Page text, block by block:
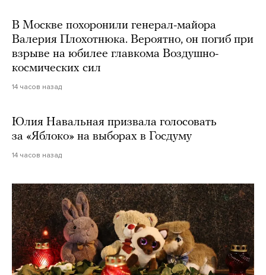
В Москве похоронили генерал-майора
Валерия Плохотнюка. Вероятно, он погиб при
взрыве на юбилее главкома Воздушно-
космических сил
14 часов назад
Юлия Навальная призвала голосовать
за «Яблоко» на выборах в Госдуму
14 часов назад